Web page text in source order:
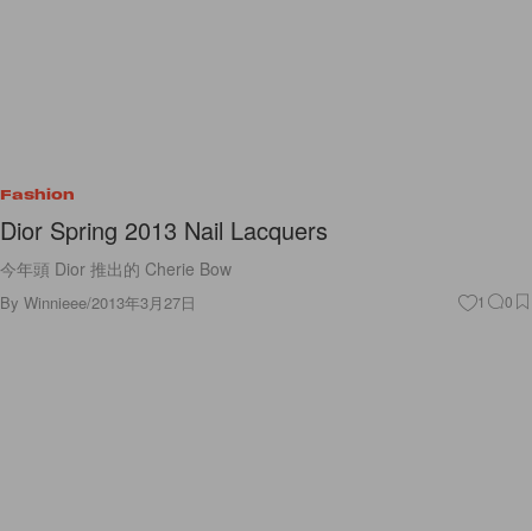
Fashion
Dior Spring 2013 Nail Lacquers
今年頭 Dior 推出的 Cherie Bow
By Winnieee/2013年3月27日 1 0